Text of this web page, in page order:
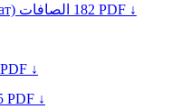
الصافات 182 PDF ↓
PDF ↓
PDF ↓